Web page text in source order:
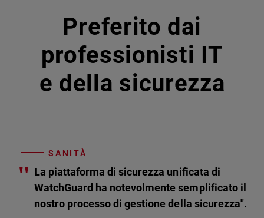
Preferito dai
professionisti IT
e della sicurezza
SANITÀ
" La piattaforma di sicurezza unificata di
WatchGuard ha notevolmente semplificato il
nostro processo di gestione della sicurezza".